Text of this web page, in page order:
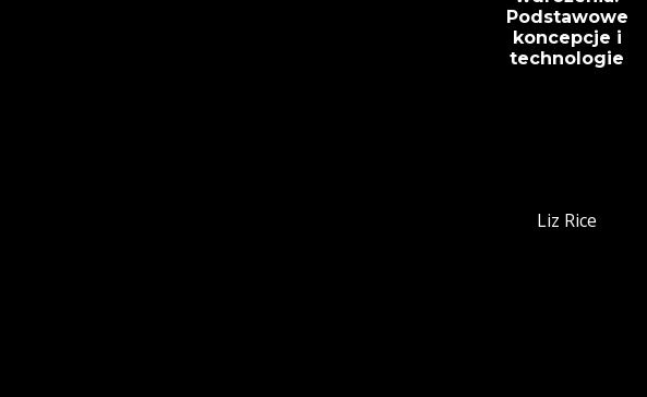
Podstawowe
koncepcje i
technologie
Liz Rice